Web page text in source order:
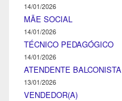
14/01/2026
MÃE SOCIAL
14/01/2026
TÉCNICO PEDAGÓGICO
14/01/2026
ATENDENTE BALCONISTA
13/01/2026
VENDEDOR(A)